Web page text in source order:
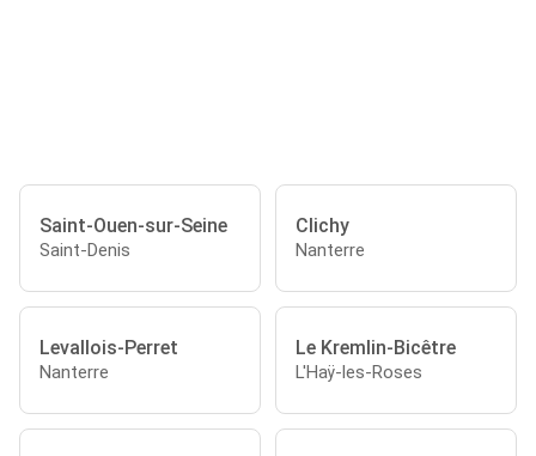
Saint-Ouen-sur-Seine
Saint-Denis
Clichy
Nanterre
Levallois-Perret
Nanterre
Le Kremlin-Bicêtre
L'Haÿ-les-Roses